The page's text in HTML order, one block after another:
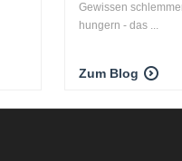
Gewissen
hungern - das ...
Zum Blog